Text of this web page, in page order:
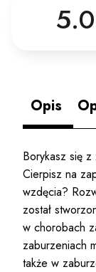
5.0
Opis
Borykasz się
Cierpisz na
wzdęcia?
został
w chorobach
zaburzeniach
także w